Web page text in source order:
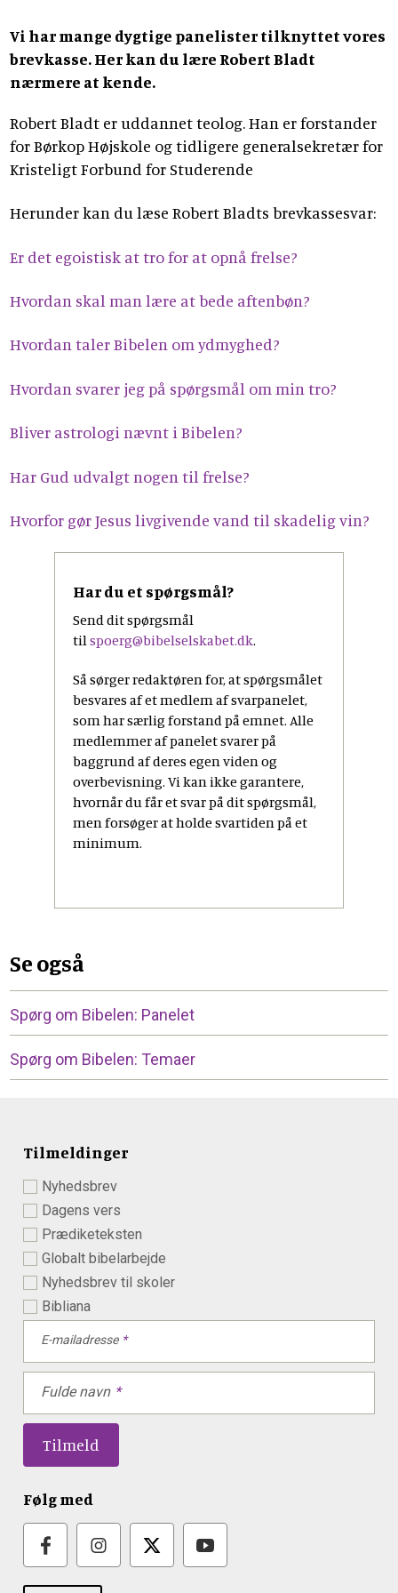
Vi har mange dygtige panelister tilknyttet vores
brevkasse. Her kan du lære Robert Bladt
nærmere at kende.
Robert Bladt er uddannet teolog. Han er forstander
for Børkop Højskole og tidligere generalsekretær for
Kristeligt Forbund for Studerende
Herunder kan du læse Robert Bladts brevkassesvar:
Er det egoistisk at tro for at opnå frelse?
Hvordan skal man lære at bede aftenbøn?
Hvordan taler Bibelen om ydmyghed?
Hvordan svarer jeg på spørgsmål om min tro?
Bliver astrologi nævnt i Bibelen?
Har Gud udvalgt nogen til frelse?
Hvorfor gør Jesus livgivende vand til skadelig vin?
Har du et spørgsmål?
Send dit spørgsmål
tilspoerg@bibelselskabet.dk.
Så sørger redaktøren for, at spørgsmålet
besvares af et medlem af svarpanelet,
som har særlig forstand på emnet. Alle
medlemmer af panelet svarer på
baggrund af deres egen viden og
overbevisning. Vi kan ikke garantere,
hvornår du får et svar på dit spørgsmål,
men forsøger at holde svartiden på et
minimum.
Se også
Spørg om Bibelen: Panelet
Spørg om Bibelen: Temaer
Tilmeldinger
Nyhedsbrev
Dagens vers
Prædiketeksten
Globalt bibelarbejde
Nyhedsbrev til skoler
Bibliana
E-mailadresse
Fulde navn
Følg med